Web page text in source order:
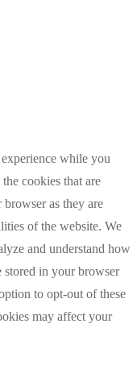
while you
cookies that are
browser as they are
of the website. We
and understand how
stored in your browser
to opt-out of these
may affect your